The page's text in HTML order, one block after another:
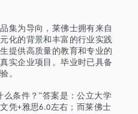
集为导向，莱佛士拥有来自
化的背景和丰富的行业实践
提供高质量的教育和专业的
实企业项目。毕业时已具备
。
么条件？”答案是：公立大学
凭+雅思6.0左右；而莱佛士